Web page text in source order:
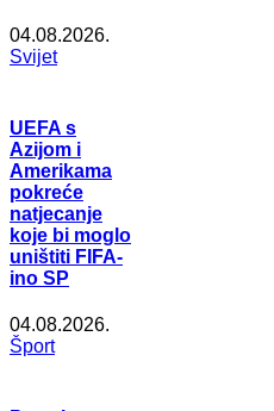
04.08.2026.
Svijet
UEFA s
Azijom i
Amerikama
pokreće
natjecanje
koje bi moglo
uništiti FIFA-
ino SP
04.08.2026.
Šport